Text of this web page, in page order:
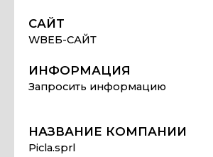
САЙТ
WВЕБ-САЙТ
ИНФОРМАЦИЯ
Запросить информацию
НАЗВАНИЕ КОМПАНИИ
Picla.sprl